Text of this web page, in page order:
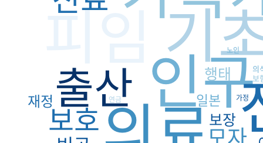
인구
기
피임
출산
보호 보장
행태
재정 일본
보
의
가정
연금
노인